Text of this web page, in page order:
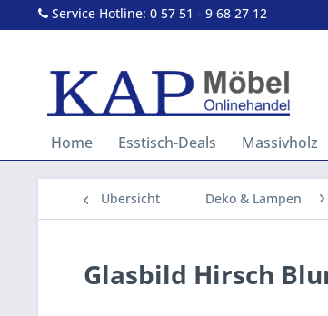
Service Hotline: 0 57 51 - 9 68 27 12
Home Esstisch-Deals Massivholz
Übersicht Deko & Lampen
Glasbild Hirsch